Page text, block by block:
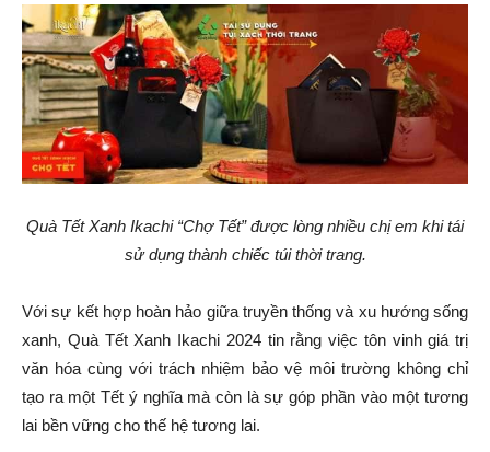
Quà Tết Xanh Ikachi “Chợ Tết” được lòng nhiều chị em khi tái
sử dụng thành chiếc túi thời trang.
Với sự kết hợp hoàn hảo giữa truyền thống và xu hướng sống
xanh, Quà Tết Xanh Ikachi 2024 tin rằng việc tôn vinh giá trị
văn hóa cùng với trách nhiệm bảo vệ môi trường không chỉ
tạo ra một Tết ý nghĩa mà còn là sự góp phần vào một tương
lai bền vững cho thế hệ tương lai.